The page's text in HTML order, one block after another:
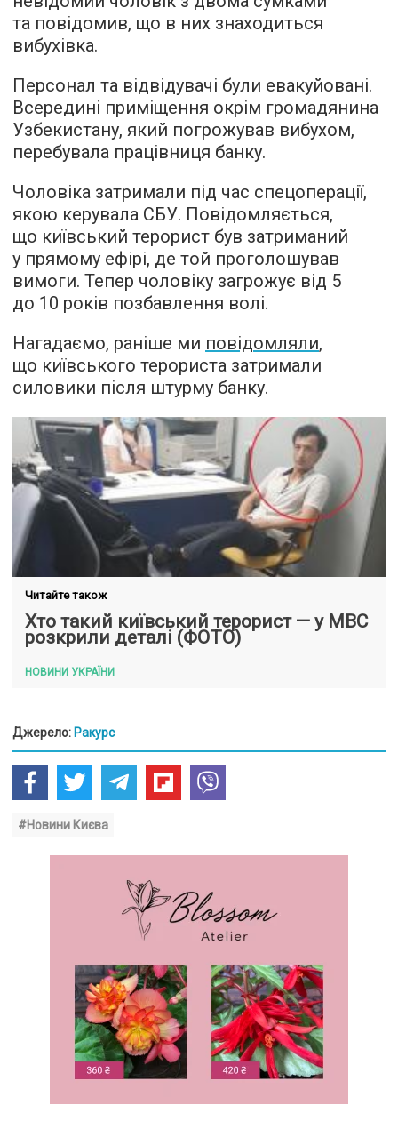
та повідомив, що в них знаходиться
вибухівка.
Персонал та відвідувачі були евакуйовані.
Всередині приміщення окрім громадянина
Узбекистану, який погрожував вибухом,
перебувала працівниця банку.
Чоловіка затримали під час спецоперації,
якою керувала СБУ. Повідомляється,
що київський терорист був затриманий
у прямому ефірі, де той проголошував
вимоги. Тепер чоловіку загрожує від 5
до 10 років позбавлення волі.
Нагадаємо, раніше ми повідомляли,
що київського терориста затримали
силовики після штурму банку.
Читайте також
Хто такий київський терорист — у МВС
розкрили деталі (ФОТО)
НОВИНИ УКРАЇНИ
Джерело: Ракурс
#Новини Києва